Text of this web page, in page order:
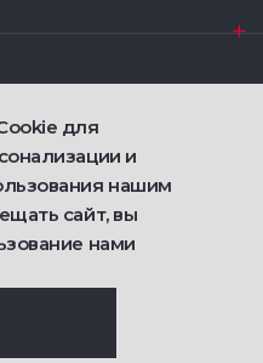
о продаже товаров
для
и
нашим
сайт, вы
нами